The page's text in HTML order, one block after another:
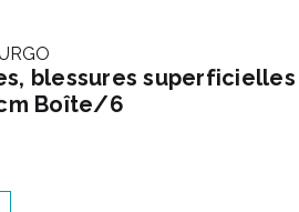
blessures
Boîte/6